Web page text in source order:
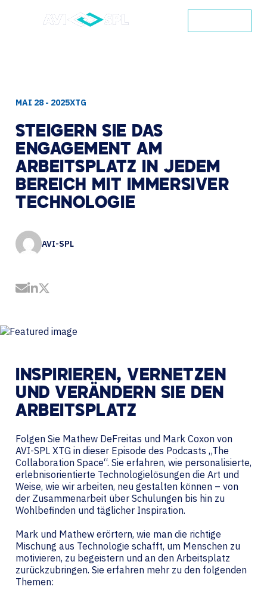
MAI 28 - 2025XTG
STEIGERN SIE DAS
ENGAGEMENT AM
ARBEITSPLATZ IN JEDEM
BEREICH MIT IMMERSIVER
TECHNOLOGIE
AVI-SPL
Share by Email
Share on LinkedIn
INSPIRIEREN, VERNETZEN
UND VERÄNDERN SIE DEN
ARBEITSPLATZ
Folgen Sie Mathew DeFreitas und Mark Coxon von
AVI-SPL XTG in dieser Episode des Podcasts „The
Collaboration Space“. Sie erfahren, wie personalisierte,
erlebnisorientierte Technologielösungen die Art und
Weise, wie wir arbeiten, neu gestalten können – von
der Zusammenarbeit über Schulungen bis hin zu
Wohlbefinden und täglicher Inspiration.
Mark und Mathew erörtern, wie man die richtige
Mischung aus Technologie schafft, um Menschen zu
motivieren, zu begeistern und an den Arbeitsplatz
zurückzubringen. Sie erfahren mehr zu den folgenden
Themen: